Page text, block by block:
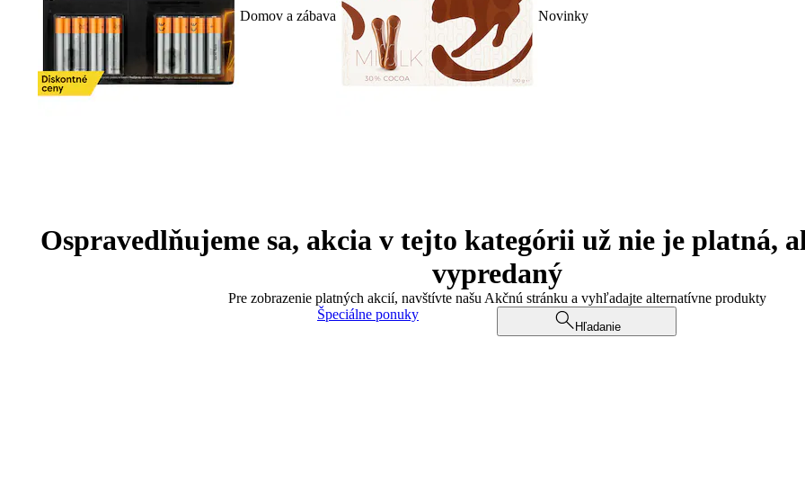
Domov a zábava Novinky
Ospravedlňujeme sa, akcia v tejto kategórii už nie je platná,
vypredaný
Pre zobrazenie platných akcií, navštívte našu Akčnú stránku a vyhľadajte alternatívne produkty
Špeciálne ponuky
Hľadanie